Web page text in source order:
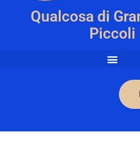
Qualcosa di
Piccoli